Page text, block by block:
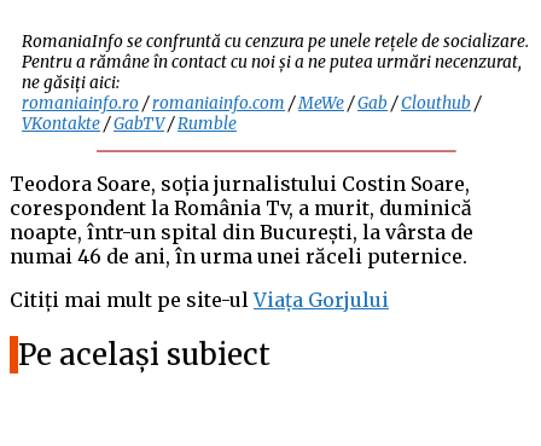
RomaniaInfo se confruntă cu cenzura pe unele rețele de socializare.
Pentru a rămâne în contact cu noi și a ne putea urmări necenzurat,
ne găsiți aici:
romaniainfo.ro/romaniainfo.com /MeWe/Gab /Clouthub /
VKontakte/GabTV/Rumble
Teodora Soare, soția jurnalistului Costin Soare,
corespondent la România Tv, a murit, duminică
noapte, într-un spital din București, la vârsta de
numai 46 de ani, în urma unei răceli puternice.
Citiți mai mult pe site-ulViața Gorjului
Pe același subiect